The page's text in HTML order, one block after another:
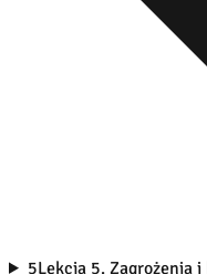
5Lekcja 5. Zagrożenia